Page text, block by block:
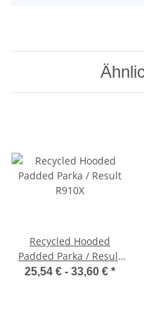
Recycled Hooded
Padded Parka / Result
R910X
25,54 € - 33,60 € *